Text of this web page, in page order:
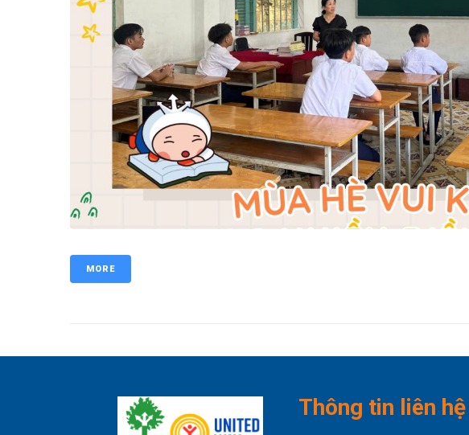
MORE
Thông tin liên hệ